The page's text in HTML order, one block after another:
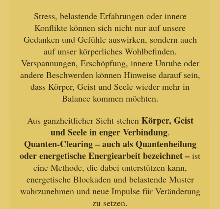
Stress, belastende Erfahrungen oder innere
Konflikte können sich nicht nur auf unsere
Gedanken und Gefühle auswirken, sondern auch
auf unser körperliches Wohlbefinden.
Verspannungen, Erschöpfung, innere Unruhe oder
andere Beschwerden können Hinweise darauf sein,
dass Körper, Geist und Seele wieder mehr in
Balance kommen möchten.
Aus ganzheitlicher Sicht stehen Körper, Geist
und Seele in enger Verbindung.
Quanten-Clearing – auch als Quantenheilung
oder energetische Energiearbeit bezeichnet – ist
eine Methode, die dabei unterstützen kann,
energetische Blockaden und belastende Muster
wahrzunehmen und neue Impulse für Veränderung
zu setzen.